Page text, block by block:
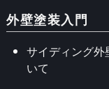
外壁塗装入門
サイディング
いて